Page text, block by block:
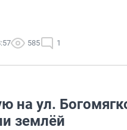
585 1
на ул.
землёй